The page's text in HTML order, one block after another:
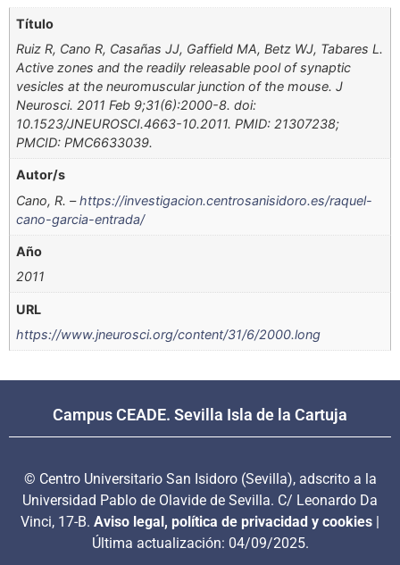
Título
Ruiz R, Cano R, Casañas JJ, Gaffield MA, Betz WJ, Tabares L.
Active zones and the readily releasable pool of synaptic
vesicles at the neuromuscular junction of the mouse. J
Neurosci. 2011 Feb 9;31(6):2000-8. doi:
10.1523/JNEUROSCI.4663-10.2011. PMID: 21307238;
PMCID: PMC6633039.
Autor/s
Cano, R. –https://investigacion.centrosanisidoro.es/raquel-
cano-garcia-entrada/
Año
2011
URL
https://www.jneurosci.org/content/31/6/2000.long
Campus CEADE. Sevilla Isla de la Cartuja
© Centro Universitario San Isidoro (Sevilla), adscrito a la
Universidad Pablo de Olavide de Sevilla. C/ Leonardo Da
Vinci, 17-B. Aviso legal, política de privacidad y cookies |
Última actualización: 04/09/2025.